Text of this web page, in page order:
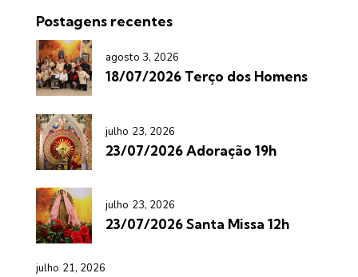
Postagens recentes
agosto 3, 2026
18/07/2026 Terço dos Homens
julho 23, 2026
23/07/2026 Adoração 19h
julho 23, 2026
23/07/2026 Santa Missa 12h
julho 21, 2026